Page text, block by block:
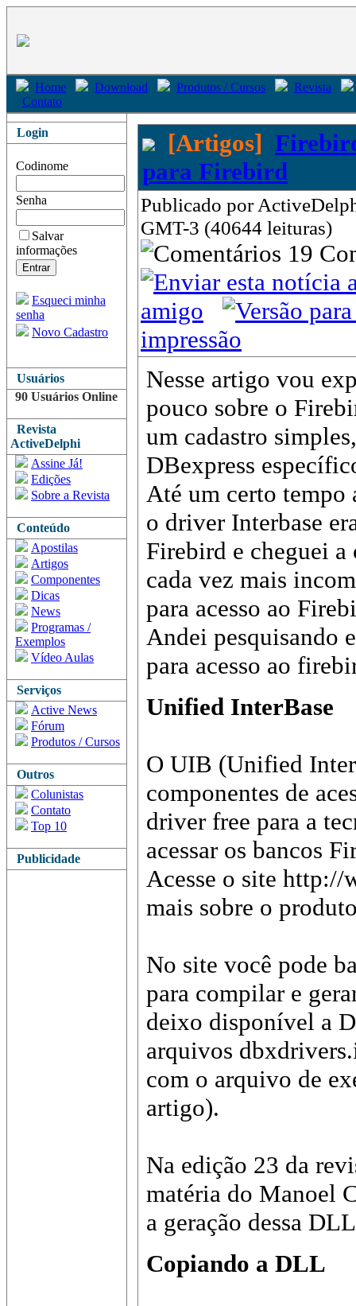
Home Download Produtos / Cursos
Revista
Contato
Login
Codinome
Senha
Salvar
informações
Esqueci minha
senha
Novo Cadastro
Usuários
90 Usuários Online
Revista
ActiveDelphi
Assine Já!
Edições
Sobre a Revista
Conteúdo
Apostilas
Artigos
Componentes
Dicas
News
Programas /
Exemplos
Vídeo Aulas
Serviços
Active News
Fórum
Produtos / Cursos
Outros
Colunistas
Contato
Top 10
Publicidade
[Artigos]
para Firebird
Publicado por
GMT-3 (40644 leituras)
19
amigo
impressão
Nesse artigo vou
pouco sobre o
um cadastro
DBexpress
Até um certo tempo
o driver Interbase
Firebird e cheguei a
cada vez mais
para acesso ao
Andei pesquisando
para acesso ao
Unified InterBase
O UIB (Unified
componentes de
driver free para a
acessar os bancos
Acesse o site http://
mais sobre o
No site você pode
para compilar e
deixo disponível a
arquivos
com o arquivo de
artigo).
Na edição 23 da
matéria do Manoel
a geração dessa
Copiando a DLL